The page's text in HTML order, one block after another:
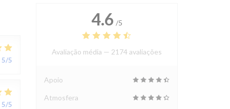
5/5
5/5
4.6 /5
Avaliação média — 2174 avaliações
Apoio
Atmosfera